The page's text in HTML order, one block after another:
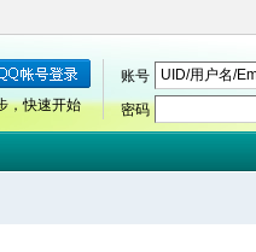
账号
密码
，快速开始